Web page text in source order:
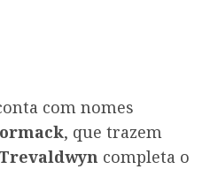
com nomes
, que trazem
completa o